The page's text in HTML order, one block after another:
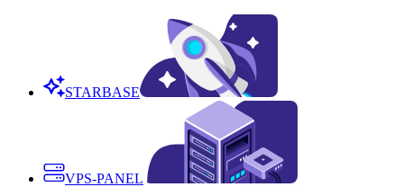
STARBASE
VPS-PANEL